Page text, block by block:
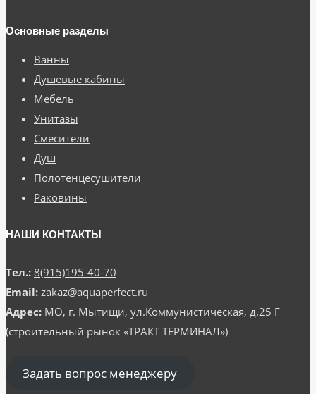
Основные разделы
Ванны
Душевые кабины
Мебель
Унитазы
Смесители
Душ
Полотенцесушители
Раковины
НАШИ КОНТАКТЫ
Тел.: 8(915)195-40-70
Email: zakaz@aquaperfect.ru
Адрес: МО, г. Мытищи, ул.Коммунистическая, д.25 Г
(строительный рынок «ТРАКТ ТЕРМИНАЛ»)
Задать вопрос менеджеру